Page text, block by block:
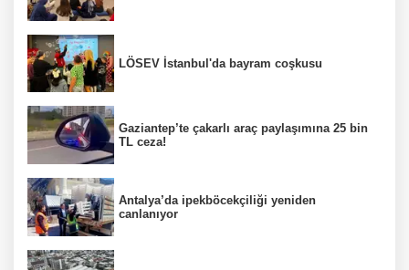
LÖSEV İstanbul'da bayram coşkusu
Gaziantep’te çakarlı araç paylaşımına 25 bin
TL ceza!
Antalya’da ipekböcekçiliği yeniden
canlanıyor